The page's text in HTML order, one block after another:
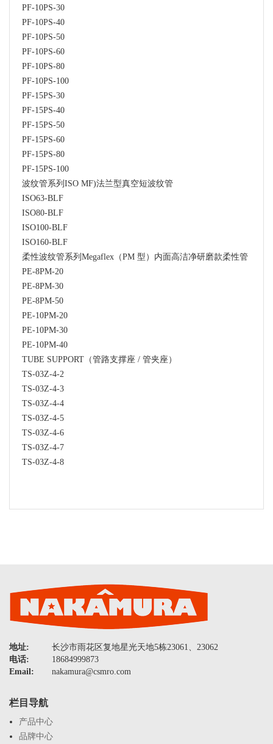
PF-10PS-30
PF-10PS-40
PF-10PS-50
PF-10PS-60
PF-10PS-80
PF-10PS-100
PF-15PS-30
PF-15PS-40
PF-15PS-50
PF-15PS-60
PF-15PS-80
PF-15PS-100
波纹管系列ISO MF)法兰型真空短波纹管
ISO63-BLF
ISO80-BLF
ISO100-BLF
ISO160-BLF
柔性波纹管系列Megaflex（PM 型）内面高洁净研磨款柔性管
PE-8PM-20
PE-8PM-30
PE-8PM-50
PE-10PM-20
PE-10PM-30
PE-10PM-40
TUBE SUPPORT（管路支撑座 / 管夹座）
TS-03Z-4-2
TS-03Z-4-3
TS-03Z-4-4
TS-03Z-4-5
TS-03Z-4-6
TS-03Z-4-7
TS-03Z-4-8
地址:
长沙市雨花区复地星光天地5栋23061、23062
电话:
18684999873
Email:
nakamura@csmro.com
栏目导航
产品中心
品牌中心